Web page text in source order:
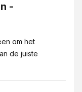
-
om het
de juiste